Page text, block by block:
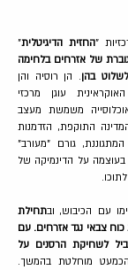
"החזית הדיגיטלית"
של אזרחים בלחימה
בהן. הן רוסיה והן
עוגן מרכזי
משמשת מעצב
התוקפת, הזדמנות
גורם "מעורב"
על הדינמיקה של
עם הכיבוש, ובתחילת
צבאי נגד אזרחים. עם
לשחיקת הרסנים על
מוחלטת בהמשך.